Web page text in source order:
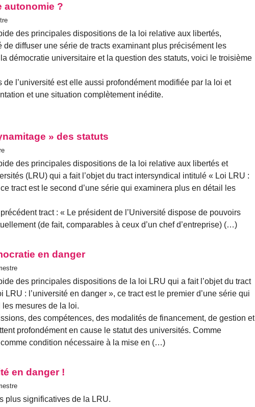
autonomie ?
des principales dispositions de la loi relative aux libertés,
de diffuser une série de tracts examinant plus précisément les
démocratie universitaire et la question des statuts, voici le troisième
de l’université est elle aussi profondément modifiée par la loi et
et une situation complètement inédite.
» des statuts
des principales dispositions de la loi relative aux libertés et
(LRU) qui a fait l’objet du tract intersyndical intitulé « Loi LRU :
ce tract est le second d’une série qui examinera plus en détail les
tract : « Le président de l’Université dispose de pouvoirs
(de fait, comparables à ceux d’un chef d’entreprise) (…)
en danger
des principales dispositions de la loi LRU qui a fait l’objet du tract
LRU : l’université en danger », ce tract est le premier d’une série qui
mesures de la loi.
des compétences, des modalités de financement, de gestion et
profondément en cause le statut des universités. Comme
condition nécessaire à la mise en (…)
en danger !
plus significatives de la LRU.